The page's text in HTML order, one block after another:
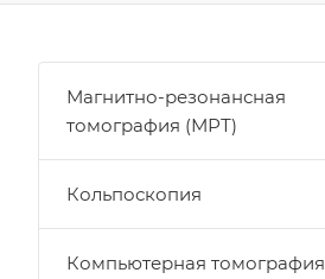
Магнитно-резонансная
томография (МРТ)
Кольпоскопия
Компьютерная томография